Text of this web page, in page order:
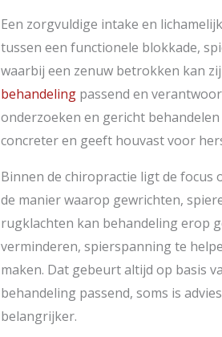
Een zorgvuldige intake en
tussen een functionele blokkade,
waarbij een zenuw betrokken kan
behandelingpassend en
onderzoeken en gericht
concreter en geeft houvast voor
Binnen de chiropractie ligt de focus
de manier waarop gewrichten,
rugklachten kan behandeling erop
verminderen, spierspanning te
maken. Dat gebeurt altijd op basis
behandeling passend, soms is
belangrijker.